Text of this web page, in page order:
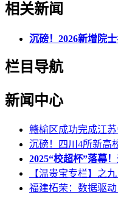
相关新闻
沉磅！2026新增院
栏目导航
新闻中心
赣榆区成功完成江
沉磅！四川4所新高
2025“校超杯”落幕
【温贵宝专栏】之
福建柘荣：数据驱动